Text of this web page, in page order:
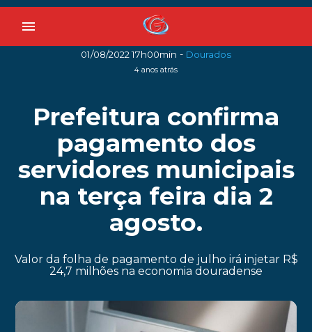
menu
01/08/2022 17h00min - Dourados
4 anos atrás
Prefeitura confirma
pagamento dos
servidores municipais
na terça feira dia 2
agosto.
Valor da folha de pagamento de julho irá injetar R$
24,7 milhões na economia douradense